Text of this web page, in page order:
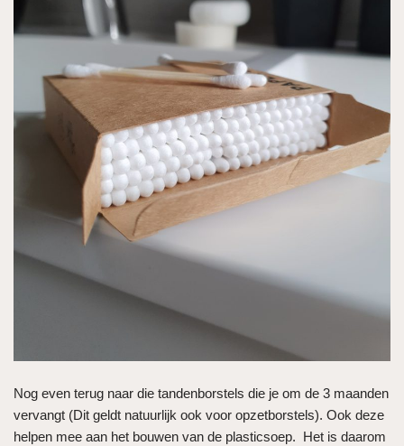
Nog even terug naar die tandenborstels die je om de 3 maanden
vervangt (Dit geldt natuurlijk ook voor opzetborstels). Ook deze
helpen mee aan het bouwen van de plasticsoep. Het is daarom